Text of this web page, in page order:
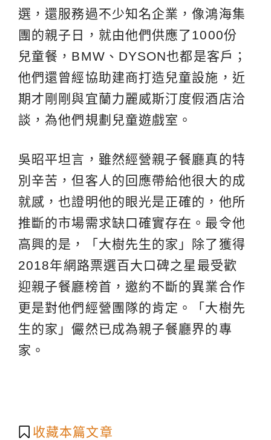
選，還服務過不少知名企業，像鴻海集
團的親子日，就由他們供應了1000份
兒童餐，BMW、DYSON也都是客戶；
他們還曾經協助建商打造兒童設施，近
期才剛剛與宜蘭力麗威斯汀度假酒店洽
談，為他們規劃兒童遊戲室。
吳昭平坦言，雖然經營親子餐廳真的特
別辛苦，但客人的回應帶給他很大的成
就感，也證明他的眼光是正確的，他所
推斷的市場需求缺口確實存在。最令他
高興的是，「大樹先生的家」除了獲得
2018年網路票選百大口碑之星最受歡
迎親子餐廳榜首，邀約不斷的異業合作
更是對他們經營團隊的肯定。「大樹先
生的家」儼然已成為親子餐廳界的專
家。
收藏本篇文章